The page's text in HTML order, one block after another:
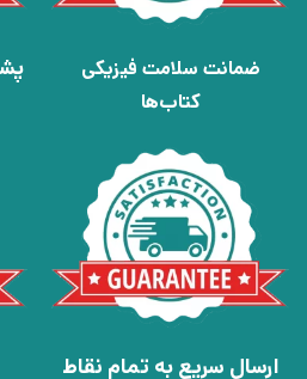
ضمانت سلامت فیزیکی
کتاب‌ها
ارسال سریع به تمام نقاط